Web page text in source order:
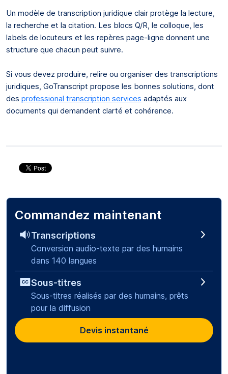
Un modèle de transcription juridique clair protège la lecture,
la recherche et la citation. Les blocs Q/R, le colloque, les
labels de locuteurs et les repères page-ligne donnent une
structure que chacun peut suivre.
Si vous devez produire, relire ou organiser des transcriptions
juridiques, GoTranscript propose les bonnes solutions, dont
des professional transcription services adaptés aux
documents qui demandent clarté et cohérence.
Commandez maintenant
Transcriptions
Conversion audio-texte par des humains
dans 140 langues
Sous-titres
Sous-titres réalisés par des humains, prêts
pour la diffusion
Devis instantané